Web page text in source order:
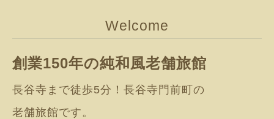
Welcome
創業150年の純和風老舗旅館
長谷寺まで徒歩5分！長谷寺門前町の
老舗旅館です。